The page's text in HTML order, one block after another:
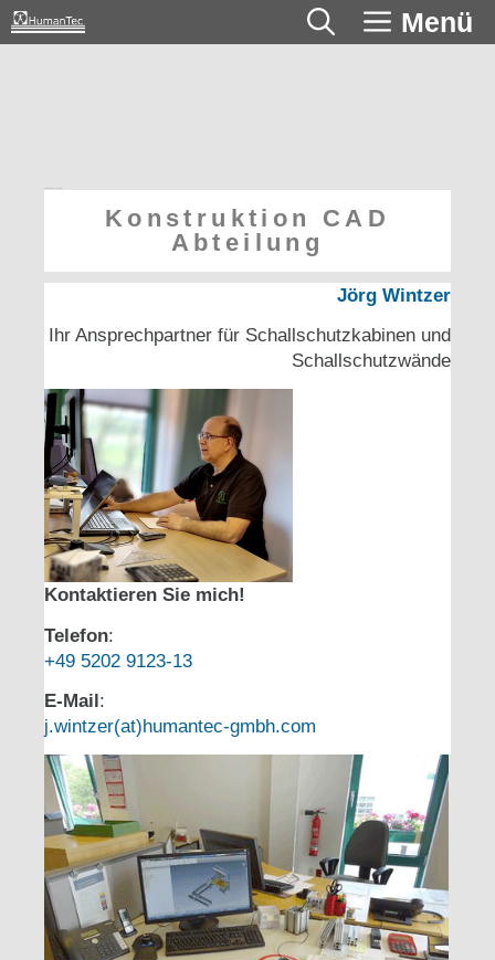
Zum
Inhalt
Menü
Konstruktion CAD
Abteilung
Jörg Wintzer
Ihr Ansprechpartner für Schallschutzkabinen und
Schallschutzwände
Kontaktieren Sie mich!
Telefon:
+49 5202 9123-13
E-Mail :
j.wintzer(at)humantec-gmbh.com